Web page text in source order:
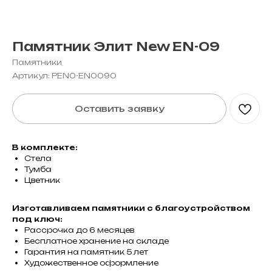
Памятник Элит New EN-09
Памятники
Артикул: PEN0-EN0090
Оставить заявку
В комплекте:
Стела
Тумба
Цветник
Изготавливаем памятники с благоустройством
под ключ:
Рассрочка до 6 месяцев
Бесплатное хранение на складе
Гарантия на памятник 5 лет
Художественное оформление